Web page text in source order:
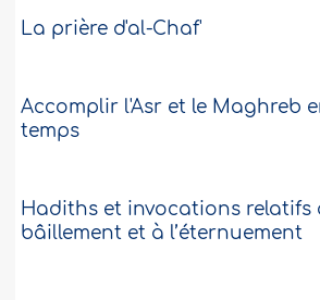
La prière d'al-Chaf'
Accomplir l'Asr et le Maghreb
temps
Hadiths et invocations relatifs
bâillement et à l’éternuement